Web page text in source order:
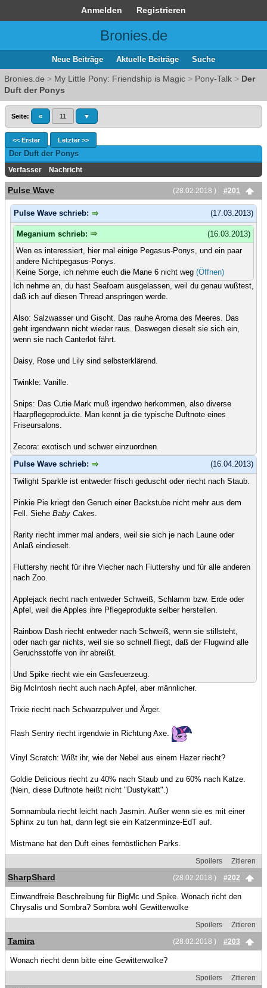
Anmelden Registrieren
Bronies.de
Neue Beiträge Aktuelle Beiträge Suche
Bronies.de > My Little Pony: Friendship is Magic > Pony-Talk > Der
Duft der Ponys
Seite: « 11 ▼
<< Erster Letzter >>
Der Duft der Ponys
Verfasser Nachricht
(28.02.2018 ) #201
Pulse Wave
(17.03.2013)
Pulse Wave schrieb:
(16.03.2013)
Meganium schrieb:
Wen es interessiert, hier mal einige Pegasus-Ponys, und ein paar
andere Nichtpegasus-Ponys.
Keine Sorge, ich nehme euch die Mane 6 nicht weg (Öffnen)
Ich nehme an, du hast Seafoam ausgelassen, weil du genau wußtest,
daß ich auf diesen Thread anspringen werde.
Also: Salzwasser und Gischt. Das rauhe Aroma des Meeres. Das
geht irgendwann nicht wieder raus. Deswegen dieselt sie sich ein,
wenn sie nach Canterlot fährt.
Daisy, Rose und Lily sind selbsterklärend.
Twinkle: Vanille.
Snips: Das Cutie Mark muß irgendwo herkommen, also diverse
Haarpflegeprodukte. Man kennt ja die typische Duftnote eines
Friseursalons.
Zecora: exotisch und schwer einzuordnen.
(16.04.2013)
Pulse Wave schrieb:
Twilight Sparkle ist entweder frisch geduscht oder riecht nach Staub.
Pinkie Pie kriegt den Geruch einer Backstube nicht mehr aus dem
Fell. Siehe Baby Cakes
Rarity riecht immer mal anders, weil sie sich je nach Laune oder
Anlaß eindieselt.
Fluttershy riecht für ihre Viecher nach Fluttershy und für alle anderen
nach Zoo.
Applejack riecht nach entweder Schweiß, Schlamm bzw. Erde oder
Apfel, weil die Apples ihre Pflegeprodukte selber herstellen.
Rainbow Dash riecht entweder nach Schweiß, wenn sie stillsteht,
oder nach gar nichts, weil sie so schnell fliegt, daß der Flugwind alle
Geruchsstoffe von ihr abreißt.
Und Spike riecht wie ein Gasfeuerzeug.
Big McIntosh riecht auch nach Apfel, aber männlicher.
Trixie riecht nach Schwarzpulver und Ärger.
Flash Sentry riecht irgendwie in Richtung Axe.
Vinyl Scratch: Wißt ihr, wie der Nebel aus einem Hazer riecht?
Goldie Delicious riecht zu 40% nach Staub und zu 60% nach Katze.
(Nein, diese Duftnote heißt nicht "Dustykatt".)
Somnambula riecht leicht nach Jasmin. Außer wenn sie es mit einer
Sphinx zu tun hat, dann legt sie ein Katzenminze-EdT auf.
Mistmane hat den Duft eines fernöstlichen Parks.
Spoilers
Zitieren
(28.02.2018 )
#202
SharpShard
Einwandfreie Beschreibung für BigMc und Spike. Wonach richt den
Chrysalis und Sombra? Sombra wohl Gewitterwolke
Spoilers
Zitieren
(28.02.2018 )
#203
Tamira
Wonach riecht denn bitte eine Gewitterwolke?
Spoilers
Zitieren